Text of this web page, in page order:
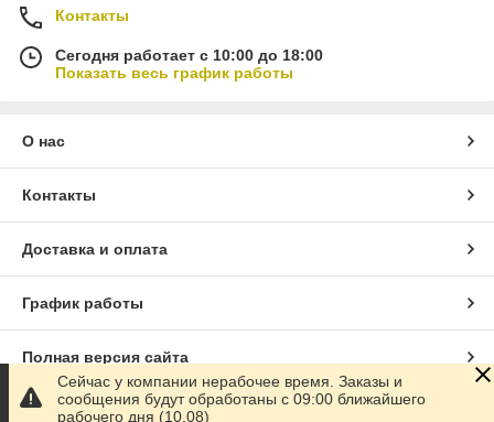
Контакты
Сегодня работает с 10:00 до 18:00
Показать весь график работы
О нас
Контакты
Доставка и оплата
График работы
Полная версия сайта
Сайт создан на маркетплейсе
Сейчас у компании нерабочее время. Заказы и
сообщения будут обработаны с 09:00 ближайшего
рабочего дня (10.08)